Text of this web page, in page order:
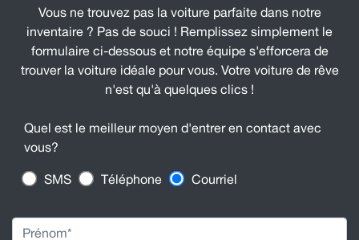
Vous ne trouvez pas la voiture parfaite dans notre
inventaire ? Pas de souci ! Remplissez simplement le
formulaire ci-dessous et notre équipe s'efforcera de
trouver la voiture idéale pour vous. Votre voiture de rêve
n'est qu'à quelques clics !
Quel est le meilleur moyen d'entrer en contact avec
vous?
SMS Téléphone Courriel